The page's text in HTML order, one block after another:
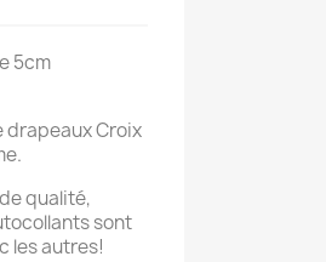
5cm
drapeaux Croix
qualité,
sont
les autres!